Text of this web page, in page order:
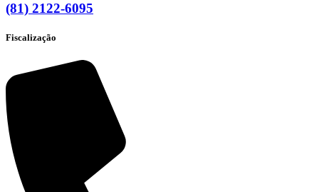
(81) 2122-6095
Fiscalização